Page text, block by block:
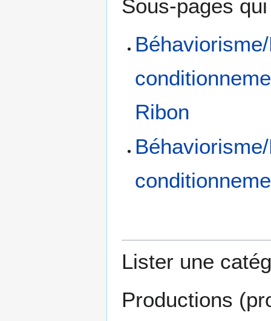
Sous-pages
Ribon
Lister une
Productions